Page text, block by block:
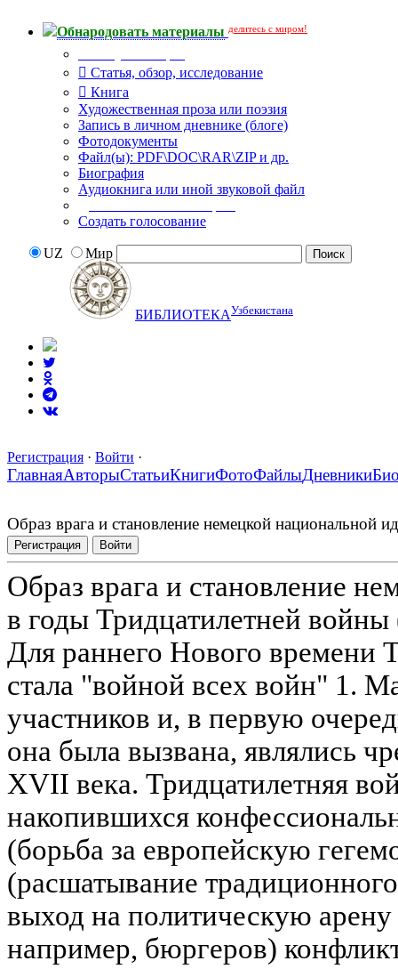
Обнародовать материалы делитесь с миром!
Статья, обзор, исследование
Книга
Художественная проза или поэзия
Запись в личном дневнике (блоге)
Фотодокументы
Файл(ы): PDF\DOC\RAR\ZIP и др.
Биография
Аудиокнига или иной звуковой файл
Создать голосование
UZ Мир
БИБЛИОТЕКАУзбекистана
Регистрация · Войти ·
ГлавнаяАвторыСтатьиКнигиФотоФайлыДневники
Образ врага и становление немецкой национальной
Регистрация Войти
Образ врага и становление
в годы Тридцатилетней
Для раннего Нового времени
стала "войной всех войн" 1.
участников и, в первую
она была вызвана, являлись
XVII века. Тридцатилетняя
накопившихся
(борьба за европейскую
(расшатывание
выход на политическую
например, бюргеров)